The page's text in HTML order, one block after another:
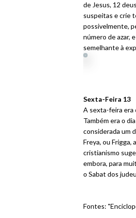
de Jesus, 12
suspeitas e crie
possivelmente,
número de azar,
semelhante à
Sexta-Feira 13
A sexta-feira era
Também era o
considerada um
Freya, ou Frigga,
cristianismo
embora, para
o Sabat dos
Fontes: